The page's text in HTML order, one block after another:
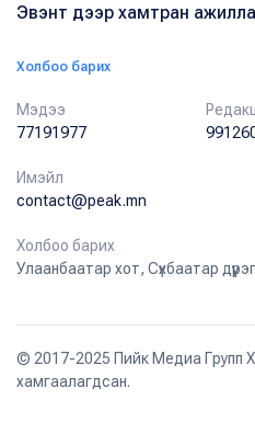
Эвэнт дээр хамтран
Холбоо барих
Мэдээ
77191977
Редакц
Имэйл
contact@peak.mn
Холбоо барих
Улаанбаатар хот, Сүхбаатар
© 2017-2025 Пийк Медиа Групп
хамгаалагдсан.